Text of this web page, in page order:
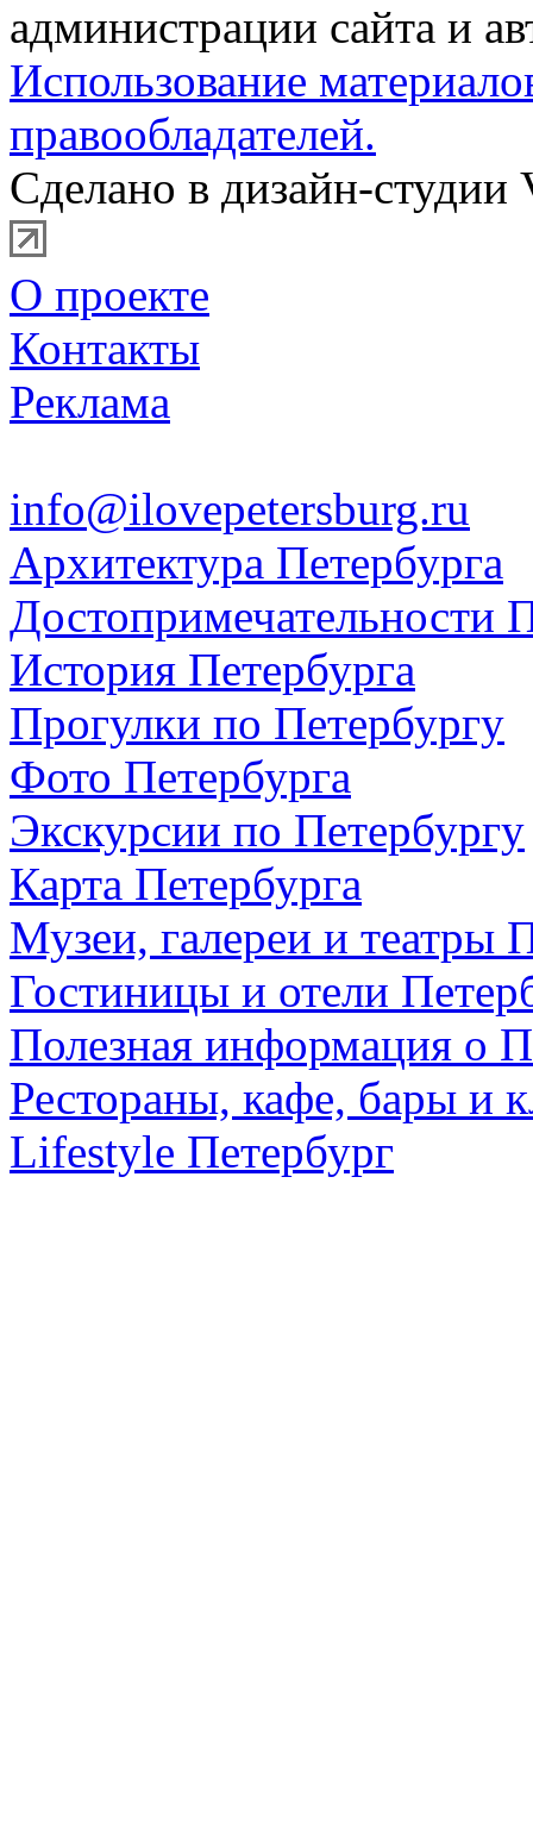
администрации сайта и
Использование
правообладателей.
Сделано в дизайн-студии
О проекте
Контакты
Реклама
info@ilovepetersburg.ru
Архитектура Петербурга
Достопримечательности
История Петербурга
Прогулки по Петербургу
Фото Петербурга
Экскурсии по Петербургу
Карта Петербурга
Музеи, галереи и театры
Гостиницы и отели
Полезная информация о
Рестораны, кафе, бары и
Lifestyle Петербург